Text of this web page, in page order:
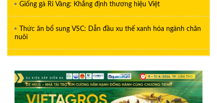
Giống gà Ri Vàng: Khẳng định thương hiệu Việt
Thức ăn bổ sung VSC: Dẫn đầu xu thế xanh hóa ngành chăn
nuôi